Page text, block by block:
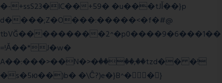
�-+ssS23�IC��+59� �u���tJǏ��}p
d����;Z�O���:�����<�f�#@
tbVĞ���������2^�p0����9�6���1��
=!Ǎ��*J�w�
A��:���>��N�>�ٝ����;��tzd�� �!
�s�5ю��)b� �\Ĉ?)e�}B^��}